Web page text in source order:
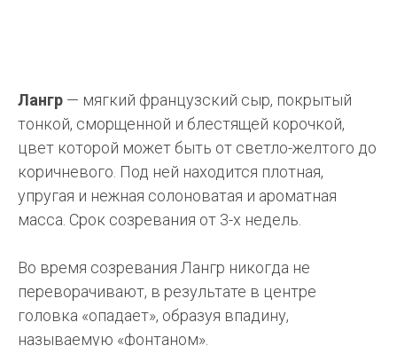
Лангр — мягкий французский сыр, покрытый
тонкой, сморщенной и блестящей корочкой,
цвет которой может быть от светло-желтого до
коричневого. Под ней находится плотная,
упругая и нежная солоноватая и ароматная
масса. Срок созревания от 3-х недель.
Во время созревания Лангр никогда не
переворачивают, в результате в центре
головка «опадает», образуя впадину,
называемую «фонтаном».